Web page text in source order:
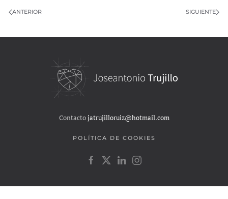
ANTERIOR SIGUIENTE
Contactojatrujilloruiz@hotmail.com
POLÍTICA DE COOKIES